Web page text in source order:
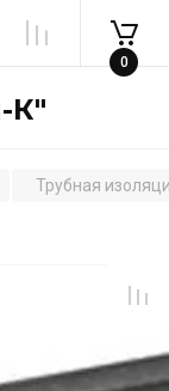
К"
0
Трубная